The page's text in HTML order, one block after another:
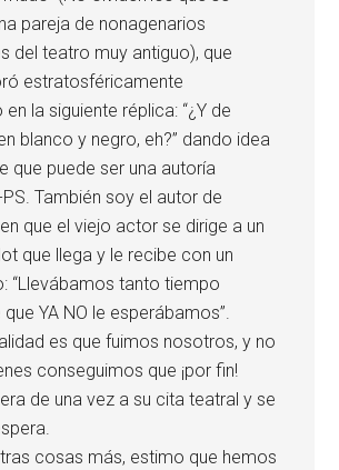
pareja de nonagenarios
del teatro muy antiguo), que
estratosféricamente
la siguiente réplica: “¿Y de
blanco y negro, eh?” dando idea
que puede ser una autoría
También soy el autor de
que el viejo actor se dirige a un
que llega y le recibe con un
“Llevábamos tanto tiempo
YA NO le esperábamos”.
es que fuimos nosotros, y no
conseguimos que ¡por fin!
de una vez a su cita teatral y se
cosas más, estimo que hemos